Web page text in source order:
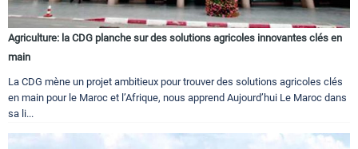
Agriculture: la CDG planche sur des solutions agricoles innovantes clés en
main
La CDG mène un projet ambitieux pour trouver des solutions agricoles clés
en main pour le Maroc et l’Afrique, nous apprend Aujourd’hui Le Maroc dans
sa li...